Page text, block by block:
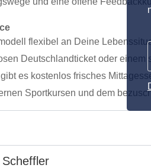
flexibel an Deine
Deutschlandticket oder einem
es kostenlos frisches
Sportkursen und dem
Scheffler